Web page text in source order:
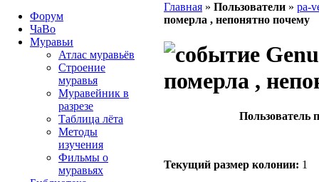
Главная » Пользователи » pa-
померла , непонятно почему
померла ,
Пользователь
Текущий размер кoлонии: 1
Форум
ЧаВо
Муравьи
Атлас муравьёв
Строение
муравья
Муравейник в
разрезе
Таблица лёта
Методы
изучения
Фильмы о
муравьях